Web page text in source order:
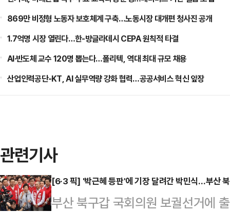
869만 비정형 노동자 보호체계 구축…노동시장 대개편 청사진 공개
1.7억명 시장 열린다…한-방글라데시 CEPA 원칙적 타결
AI·반도체 교수 120명 뽑는다…폴리텍, 역대 최대 규모 채용
산업인력공단-KT, AI 실무역량 강화 협력…공공서비스 혁신 앞장
관련기사
[6·3 픽] '박근혜 등판'에 기장 달려간 박민식…부산
부산 북구갑 국회의원 보궐선거에